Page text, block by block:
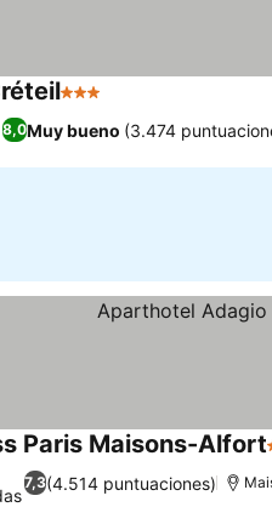
3 Estrellas
8,0Muy bueno (3.474
Paris Maisons-Alfort
7,3(4.514 puntuaciones)